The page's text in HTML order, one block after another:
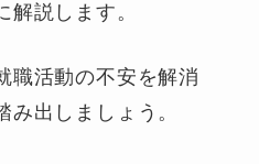
解説します。
職活動の不安を解消
み出しましょう。